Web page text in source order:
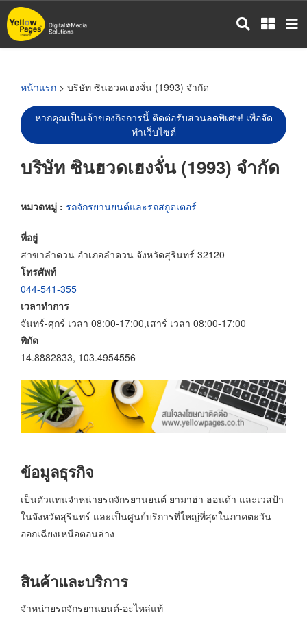
ข้าม
ไป
หน้าแรก > บริษัท ซินฮวดเฮงจั่น (1993) จำกัด
หากคุณเป็นเจ้าของกิจการนี้ ติดต่อรับส่วนลดพิเศษ! เพื่อจัด
ทำเว็บไซต์
บริษัท ซินฮวดเฮงจั่น (1993) จำกัด
หมวดหมู่ : รถจักรยานยนต์และรถสกูตเตอร์
ที่อยู่
สาขาลำดวน อำเภอลำดวน จังหวัดสุรินทร์ 32120
โทรศัพท์
044-541-355
เวลาทำการ
จันทร์-ศุกร์ เวลา 08:00-17:00,เสาร์ เวลา 08:00-17:00
พิกัด
14.8882833, 103.4954556
ข้อมูลธุรกิจ
เป็นตัวแทนจำหน่ายรถจักรยานยนต์ ยามาฮ่า ฮอนด้า และเวสป้า
ในจังหวัดสุรินทร์ และเป็นศูนย์บริการที่ใหญ่ที่สุดในภาคตะวัน
ออกเฉียงเหนือตอนล่าง
สินค้าและบริการ
จำหน่ายรถจักรยานยนต์-อะไหล่แท้